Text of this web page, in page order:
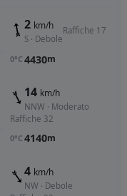
2 km/h
S · Debole
Raffiche 17
0°C 4430m
14 km/h
NNW · Moderato
Raffiche 32
0°C 4140m
4 km/h
NW · Debole